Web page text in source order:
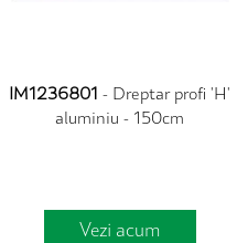
IM1236801 - Dreptar profi 'H'
aluminiu - 150cm
Vezi acum